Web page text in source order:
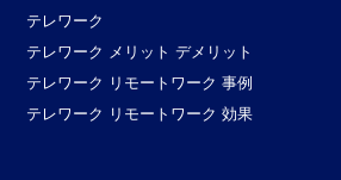
テレワーク
テレワーク メリット デメリット
テレワーク リモートワーク 事例
テレワーク リモートワーク 効果